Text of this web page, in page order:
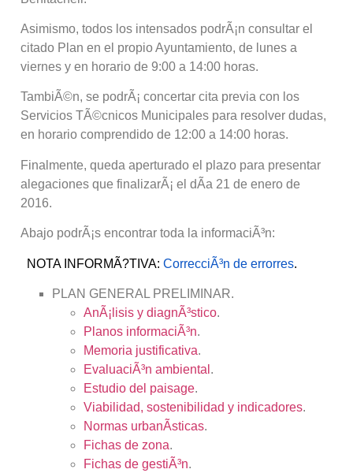
Asimismo, todos los intensados podrÃ¡n consultar el
citado Plan en el propio Ayuntamiento, de lunes a
viernes y en horario de 9:00 a 14:00 horas.
TambiÃ©n, se podrÃ¡ concertar cita previa con los
Servicios TÃ©cnicos Municipales para resolver dudas,
en horario comprendido de 12:00 a 14:00 horas.
Finalmente, queda aperturado el plazo para presentar
alegaciones que finalizarÃ¡ el dÃ­a 21 de enero de
2016.
Abajo podrÃ¡s encontrar toda la informaciÃ³n:
NOTA INFORMÃ?TIVA: CorrecciÃ³n de errorres.
PLAN GENERAL PRELIMINAR.
AnÃ¡lisis y diagnÃ³stico.
Planos informaciÃ³n.
Memoria justificativa.
EvaluaciÃ³n ambiental .
Estudio del paisage.
Viabilidad, sostenibilidad y indicadores.
Normas urbanÃ­sticas.
Fichas de zona.
Fichas de gestiÃ³n.